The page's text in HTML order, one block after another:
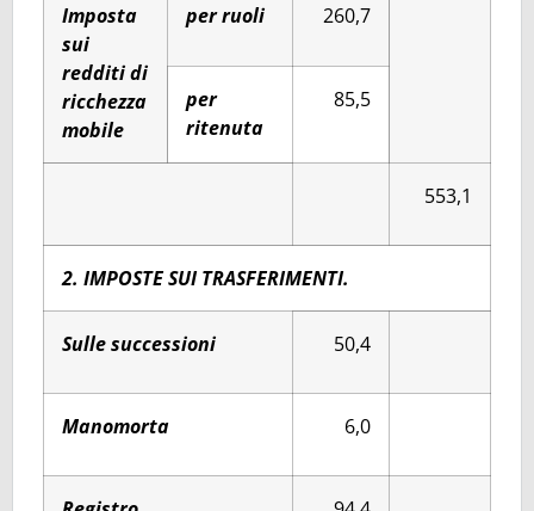
Imposta
sui
redditi di
ricchezza
mobile
per ruoli 260,7
per
ritenuta
85,5
553,1
2. IMPOSTE SUI TRASFERIMENTI.
Sulle successioni 50,4
Manomorta 6,0